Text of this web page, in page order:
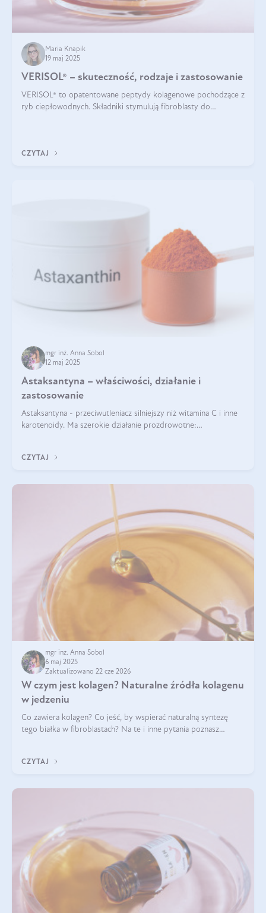
Maria Knapik
19 maj 2025
VERISOL® – skuteczność, rodzaje i zastosowanie
VERISOL® to opatentowane peptydy kolagenowe pochodzące z
ryb ciepłowodnych. Składniki stymulują fibroblasty do
CZYTAJ
mgr inż. Anna Sobol
12 maj 2025
Astaksantyna – właściwości, działanie i
zastosowanie
Astaksantyna - przeciwutleniacz silniejszy niż witamina C i inne
karotenoidy. Ma szerokie działanie prozdrowotne:
CZYTAJ
mgr inż. Anna Sobol
6 maj 2025
Zaktualizowano 22 cze 2026
W czym jest kolagen? Naturalne źródła kolagenu
w jedzeniu
Co zawiera kolagen? Co jeść, by wspierać naturalną syntezę
tego białka w fibroblastach? Na te i inne pytania poznasz
CZYTAJ